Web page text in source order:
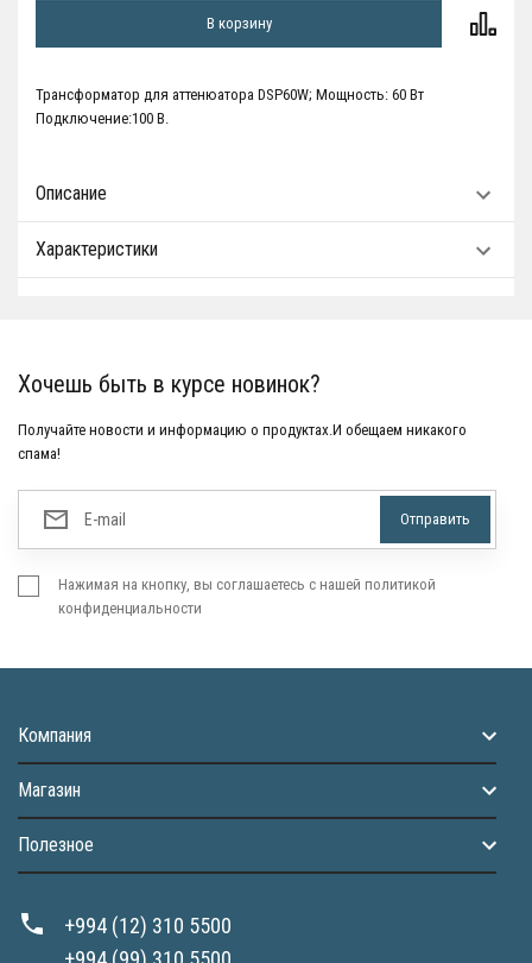
В корзину
Трансформатор для аттенюатора DSP60W; Мощность: 60 Вт
Подключение:100 В.
Описание
Характеристики
Хочешь быть в курсе новинок?
Получайте новости и информацию о продуктах.И обещаем никакого
спама!
Нажимая на кнопку, вы соглашаетесь с нашей политикой
конфиденциальности
Компания
Магазин
Полезное
+994 (12) 310 5500